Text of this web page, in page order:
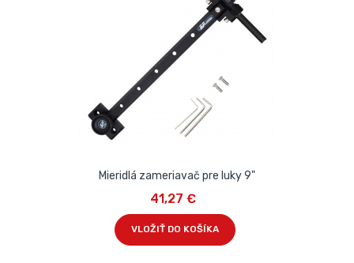
Mieridlá zameriavač pre luky 9"
41,27 €
VLOŽIŤ DO KOŠÍKA